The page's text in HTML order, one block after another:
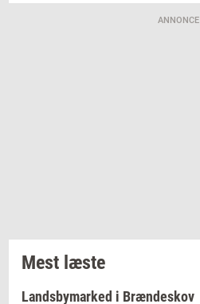
ANNONCE
Mest læste
Landsbymarked i Brændeskov